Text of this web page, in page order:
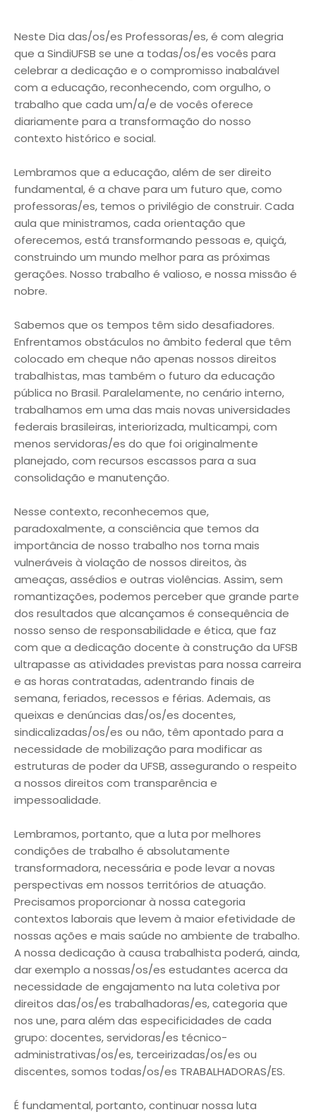
Neste Dia das/os/es Professoras/es, é com alegria
que a SindiUFSB se une a todas/os/es vocês para
celebrar a dedicação e o compromisso inabalável
com a educação, reconhecendo, com orgulho, o
trabalho que cada um/a/e de vocês oferece
diariamente para a transformação do nosso
contexto histórico e social.
Lembramos que a educação, além de ser direito
fundamental, é a chave para um futuro que, como
professoras/es, temos o privilégio de construir. Cada
aula que ministramos, cada orientação que
oferecemos, está transformando pessoas e, quiçá,
construindo um mundo melhor para as próximas
gerações. Nosso trabalho é valioso, e nossa missão é
nobre.
Sabemos que os tempos têm sido desafiadores.
Enfrentamos obstáculos no âmbito federal que têm
colocado em cheque não apenas nossos direitos
trabalhistas, mas também o futuro da educação
pública no Brasil. Paralelamente, no cenário interno,
trabalhamos em uma das mais novas universidades
federais brasileiras, interiorizada, multicampi, com
menos servidoras/es do que foi originalmente
planejado, com recursos escassos para a sua
consolidação e manutenção.
Nesse contexto, reconhecemos que,
paradoxalmente, a consciência que temos da
importância de nosso trabalho nos torna mais
vulneráveis à violação de nossos direitos, às
ameaças, assédios e outras violências. Assim, sem
romantizações, podemos perceber que grande parte
dos resultados que alcançamos é consequência de
nosso senso de responsabilidade e ética, que faz
com que a dedicação docente à construção da UFSB
ultrapasse as atividades previstas para nossa carreira
e as horas contratadas, adentrando finais de
semana, feriados, recessos e férias. Ademais, as
queixas e denúncias das/os/es docentes,
sindicalizadas/os/es ou não, têm apontado para a
necessidade de mobilização para modificar as
estruturas de poder da UFSB, assegurando o respeito
a nossos direitos com transparência e
impessoalidade.
Lembramos, portanto, que a luta por melhores
condições de trabalho é absolutamente
transformadora, necessária e pode levar a novas
perspectivas em nossos territórios de atuação.
Precisamos proporcionar à nossa categoria
contextos laborais que levem à maior efetividade de
nossas ações e mais saúde no ambiente de trabalho.
A nossa dedicação à causa trabalhista poderá, ainda,
dar exemplo a nossas/os/es estudantes acerca da
necessidade de engajamento na luta coletiva por
direitos das/os/es trabalhadoras/es, categoria que
nos une, para além das especificidades de cada
grupo: docentes, servidoras/es técnico-
administrativas/os/es, terceirizadas/os/es ou
discentes, somos todas/os/es TRABALHADORAS/ES.
É fundamental, portanto, continuar nossa luta